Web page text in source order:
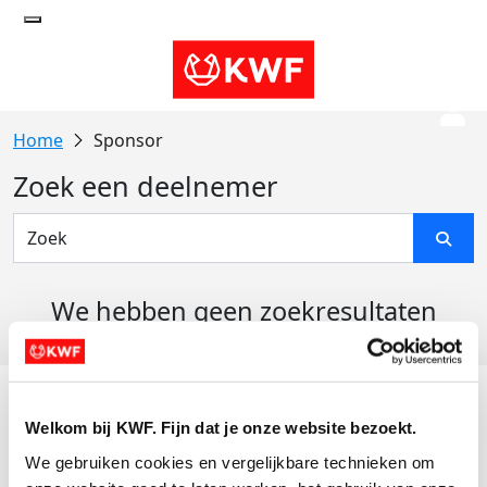
Welkom bij KWF. Fijn dat je onze website bezoekt.
We gebruiken cookies en vergelijkbare technieken om
Sponsor
Zoek een deelnemer
We hebben geen zoekresultaten
Actiematerialen
Evenementen